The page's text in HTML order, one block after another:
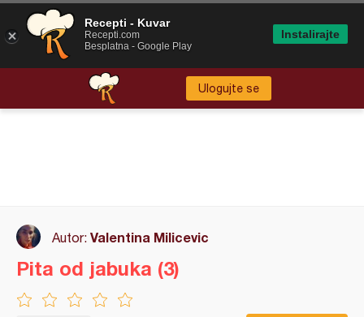
Ulogujte se
Autor: Valentina Milicevic
Pita od jabuka (3)
Recepti - Kuvar
Recepti.com
Besplatna - Google Play
Instalirajte